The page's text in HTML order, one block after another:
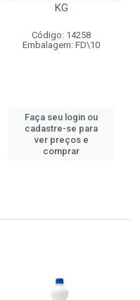
KG
Código: 14258
Embalagem: FD\10
Faça seu login ou
cadastre-se para
ver preços e
comprar